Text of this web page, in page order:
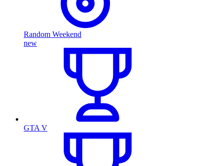
Random Weekend
new
GTA V